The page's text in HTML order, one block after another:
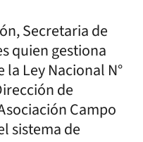
Secretaria de
quien gestiona
la Ley Nacional N°
de
Campo
sistema de